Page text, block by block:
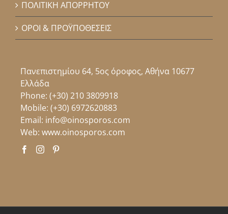
ΠΟΛΙΤΙΚΗ ΑΠΟΡΡΗΤΟΥ
ΟΡΟΙ & ΠΡΟΫΠΟΘΕΣΕΙΣ
Πανεπιστημίου 64, 5ος όροφος, Αθήνα 10677
Ελλάδα
Phone: (+30) 210 3809918
Mobile: (+30) 6972620883
Email: info@oinosporos.com
Web: www.oinosporos.com